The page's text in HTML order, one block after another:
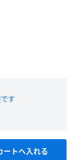
す
ートへ入れる
数日間かかる場合